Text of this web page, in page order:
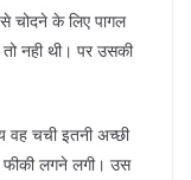
चोदने के लिए पागल
नही थी। पर उसकी
वह चची इतनी अच्छी
फीकी लगने लगी। उस